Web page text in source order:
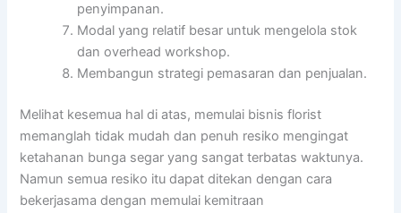
penyimpanan.
Modal yang relatif besar untuk mengelola stok
dan overhead workshop.
Membangun strategi pemasaran dan penjualan.
Melihat kesemua hal di atas, memulai bisnis florist
memanglah tidak mudah dan penuh resiko mengingat
ketahanan bunga segar yang sangat terbatas waktunya.
Namun semua resiko itu dapat ditekan dengan cara
bekerjasama dengan memulai kemitraan